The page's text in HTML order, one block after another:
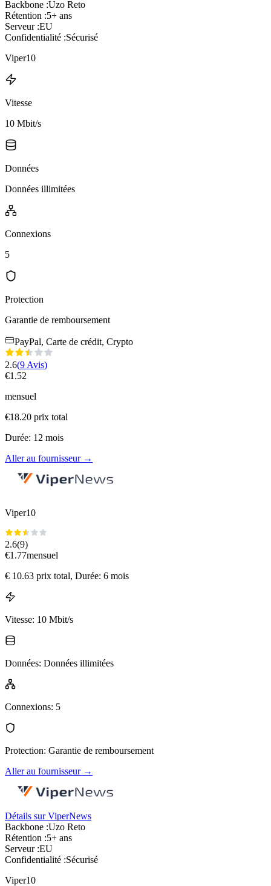
Backbone :Uzo Reto
Rétention :5+ ans
Serveur :EU
Confidentialité :Sécurisé
Viper10
Vitesse
10 Mbit/s
Données
Données illimitées
Connexions
5
Protection
Garantie de remboursement
PayPal, Carte de crédit, Crypto
2.6(9 Avis)
€1.52
mensuel
€18.20 prix total
Durée: 12 mois
Aller au fournisseur→
Viper10
2.6(9)
€1.77mensuel
€ 10.63 prix total, Durée: 6 mois
Vitesse: 10 Mbit/s
Données: Données illimitées
Connexions: 5
Protection: Garantie de remboursement
Aller au fournisseur→
Détails sur ViperNews
Backbone :Uzo Reto
Rétention :5+ ans
Serveur :EU
Confidentialité :Sécurisé
Viper10